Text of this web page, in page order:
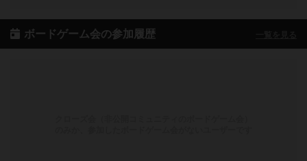
ボードゲーム会の参加履歴